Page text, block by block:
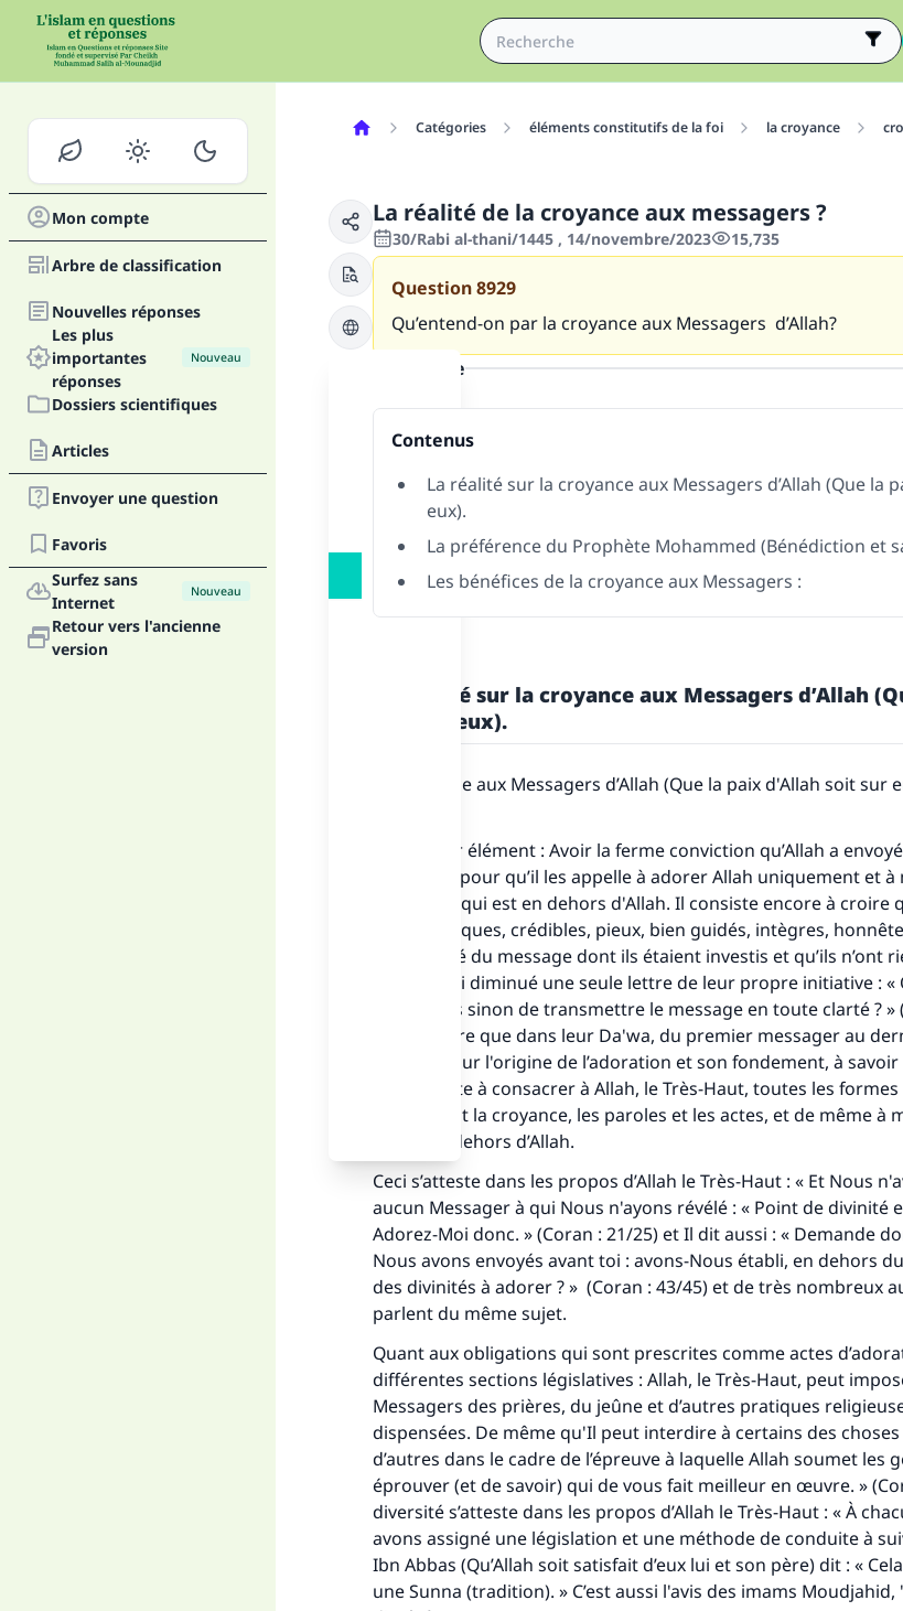
Mon compte
Arbre de classification
Nouvelles réponses
Les plus
importantes
réponses
Nouveau
Dossiers scientifiques
Articles
Envoyer une question
Favoris
Surfez sans
Internet
Nouveau
Retour vers l'ancienne
version
Catégories éléments constitutifs de la foi la croyance
La réalité de la croyance aux messagers ?
30/Rabi al-thani/1445 , 14/novembre/2023 15,735
Question8929
Qu’entend-on par la croyance aux Messagers d’Allah?
la réponse
Contenus
La réalité sur la croyance aux Messagers d’Allah (Que la
eux).
La préférence du Prophète Mohammed (Bénédiction et
Les bénéfices de la croyance aux Messagers :
La réalité sur la croyance aux Messagers d’Allah
soit sur eux).
La croyance aux Messagers d’Allah (Que la paix d'Allah soit
Le premier élément : Avoir la ferme conviction qu’Allah a
messager pour qu’il les appelle à adorer Allah uniquement et
de tout ce qui est en dehors d'Allah. Il consiste encore à croire
sont véridiques, crédibles, pieux, bien guidés, intègres,
l’intégralité du message dont ils étaient investis et qu’ils n’ont
ni ajouté ni diminué une seule lettre de leur propre initiative :
Messagers sinon de transmettre le message en toute clarté ? »
Aussi, croire que dans leur Da'wa, du premier messager au
accordés sur l'origine de l’adoration et son fondement, à
qui consiste à consacrer à Allah, le Très-Haut, toutes les
concernent la croyance, les paroles et les actes, et de même
adoré en dehors d’Allah.
Ceci s’atteste dans les propos d’Allah le Très-Haut : « Et Nous
aucun Messager à qui Nous n'ayons révélé : « Point de divinité
Adorez-Moi donc. » (Coran : 21/25) et Il dit aussi : « Demande
Nous avons envoyés avant toi : avons-Nous établi, en dehors
des divinités à adorer ? » (Coran : 43/45) et de très nombreux
parlent du même sujet.
Quant aux obligations qui sont prescrites comme actes
différentes sections législatives : Allah, le Très-Haut, peut
Messagers des prières, du jeûne et d’autres pratiques
dispensées. De même qu'Il peut interdire à certains des
d’autres dans le cadre de l’épreuve à laquelle Allah soumet les
éprouver (et de savoir) qui de vous fait meilleur en œuvre. »
diversité s’atteste dans les propos d’Allah le Très-Haut : « À
avons assigné une législation et une méthode de conduite à
Ibn Abbas (Qu’Allah soit satisfait d’eux lui et son père) dit : «
uneSunna (tradition). » C’est aussi l'avis des imams